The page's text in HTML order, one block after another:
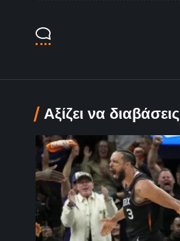
Αξίζει να διαβάσεις